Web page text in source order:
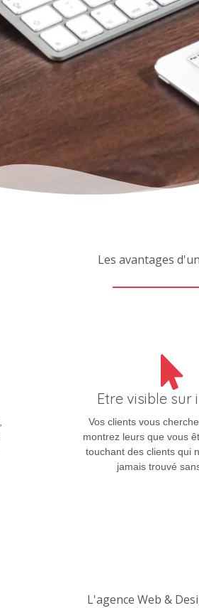
Les avantages
Etre visible sur
Vos clients vous
montrez leurs que vous
touchant des clients qui
jamais trouvé
L'agence Web &